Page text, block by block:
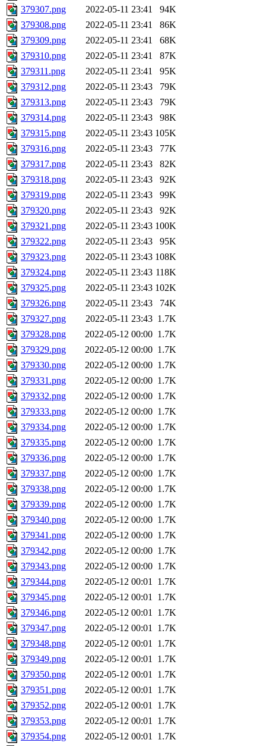
379307.png
2022-05-11 23:41
94K
379308.png
2022-05-11 23:41
86K
379309.png
2022-05-11 23:41
68K
379310.png
2022-05-11 23:41
87K
379311.png
2022-05-11 23:41
95K
379312.png
2022-05-11 23:43
79K
379313.png
2022-05-11 23:43
79K
379314.png
2022-05-11 23:43
98K
379315.png
2022-05-11 23:43 105K
379316.png
2022-05-11 23:43
77K
379317.png
2022-05-11 23:43
82K
379318.png
2022-05-11 23:43
92K
379319.png
2022-05-11 23:43
99K
379320.png
2022-05-11 23:43
92K
379321.png
2022-05-11 23:43 100K
379322.png
2022-05-11 23:43
95K
379323.png
2022-05-11 23:43 108K
379324.png
2022-05-11 23:43 118K
379325.png
2022-05-11 23:43 102K
379326.png
2022-05-11 23:43
74K
379327.png
2022-05-11 23:43 1.7K
379328.png
2022-05-12 00:00 1.7K
379329.png
2022-05-12 00:00 1.7K
379330.png
2022-05-12 00:00 1.7K
379331.png
2022-05-12 00:00 1.7K
379332.png
2022-05-12 00:00 1.7K
379333.png
2022-05-12 00:00 1.7K
379334.png
2022-05-12 00:00 1.7K
379335.png
2022-05-12 00:00 1.7K
379336.png
2022-05-12 00:00 1.7K
379337.png
2022-05-12 00:00 1.7K
379338.png
2022-05-12 00:00 1.7K
379339.png
2022-05-12 00:00 1.7K
379340.png
2022-05-12 00:00 1.7K
379341.png
2022-05-12 00:00 1.7K
379342.png
2022-05-12 00:00 1.7K
379343.png
2022-05-12 00:00 1.7K
379344.png
2022-05-12 00:01 1.7K
379345.png
2022-05-12 00:01 1.7K
379346.png
2022-05-12 00:01 1.7K
379347.png
2022-05-12 00:01 1.7K
379348.png
2022-05-12 00:01 1.7K
379349.png
2022-05-12 00:01 1.7K
379350.png
2022-05-12 00:01 1.7K
379351.png
2022-05-12 00:01 1.7K
379352.png
2022-05-12 00:01 1.7K
379353.png
2022-05-12 00:01 1.7K
379354.png
2022-05-12 00:01 1.7K